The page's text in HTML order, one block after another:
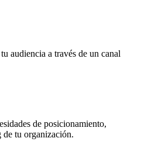
audiencia a través de un canal
de posicionamiento,
tu organización.